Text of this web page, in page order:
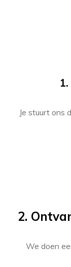
Je stuurt ons
2.
We doen